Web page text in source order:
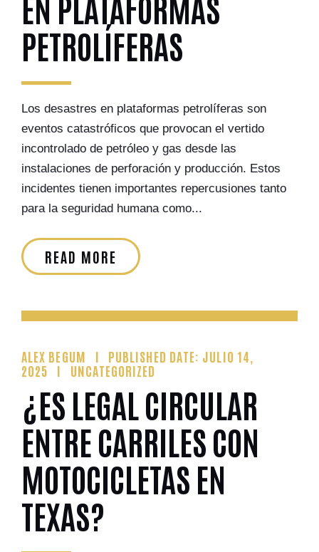
PETROLÍFERAS
Los desastres en plataformas petrolíferas son
eventos catastróficos que provocan el vertido
incontrolado de petróleo y gas desde las
instalaciones de perforación y producción. Estos
incidentes tienen importantes repercusiones tanto
para la seguridad humana como...
READ MORE
ALEX BEGUM
PUBLISHED DATE: JULIO 14,
2025
UNCATEGORIZED
¿ES LEGAL CIRCULAR
ENTRE CARRILES CON
MOTOCICLETAS EN
TEXAS?